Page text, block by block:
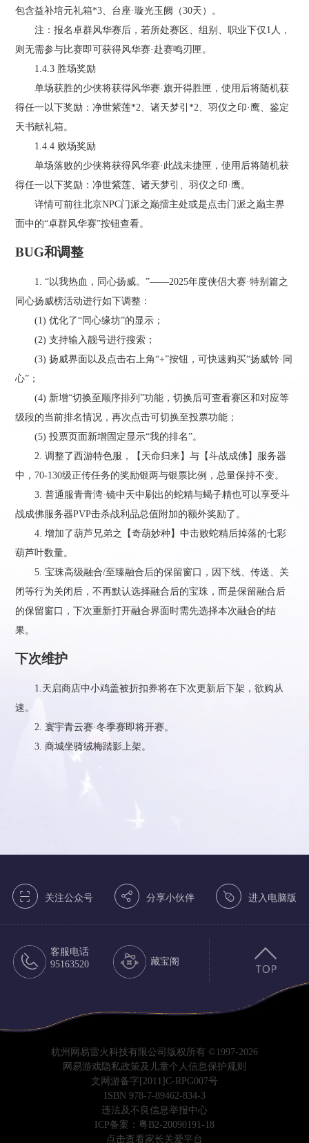
包含益补培元礼箱*3、台座·璇光玉阙（30天）。
注：报名卓群风华赛后，若所处赛区、组别、职业下仅1人，
则无需参与比赛即可获得风华赛·赴赛鸣刃匣。
1.4.3 胜场奖励
单场获胜的少侠将获得风华赛·旗开得胜匣，使用后将随机获
得任一以下奖励：净世紫莲*2、诸天梦引*2、羽仪之印·鹰、鉴定
天书献礼箱。
1.4.4 败场奖励
单场落败的少侠将获得风华赛·此战未捷匣，使用后将随机获
得任一以下奖励：净世紫莲、诸天梦引、羽仪之印·鹰。
详情可前往北京NPC门派之巅擂主处或是点击门派之巅主界
面中的“卓群风华赛”按钮查看。
BUG和调整
1. “以我热血，同心扬威。”——2025年度侠侣大赛·特别篇之
同心扬威榜活动进行如下调整：
(1) 优化了“同心缘坊”的显示；
(2) 支持输入靓号进行搜索；
(3) 扬威界面以及点击右上角“+”按钮，可快速购买“扬威铃·同
心”；
(4) 新增“切换至顺序排列”功能，切换后可查看赛区和对应等
级段的当前排名情况，再次点击可切换至投票功能；
(5) 投票页面新增固定显示“我的排名”。
2. 调整了西游特色服，【天命归来】与【斗战成佛】服务器
中，70-130级正传任务的奖励银两与银票比例，总量保持不变。
3. 普通服青青湾·镜中天中刷出的蛇精与蝎子精也可以享受斗
战成佛服务器PVP击杀战利品总值附加的额外奖励了。
4. 增加了葫芦兄弟之【奇葫妙种】中击败蛇精后掉落的七彩
葫芦叶数量。
5. 宝珠高级融合/至臻融合后的保留窗口，因下线、传送、关
闭等行为关闭后，不再默认选择融合后的宝珠，而是保留融合后
的保留窗口，下次重新打开融合界面时需先选择本次融合的结
果。
下次维护
1.天启商店中小鸡盖被折扣券将在下次更新后下架，欲购从
速。
2. 寰宇青云赛·冬季赛即将开赛。
3. 商城坐骑绒梅踏影上架。
򰀁 关注公众号 򰀂 分享小伙伴 򰀄 进入电脑版
客服电话
95163520
藏宝阁
杭州网易雷火科技有限公司版权所有 ©1997-2026
网易游戏隐私政策及儿童个人信息保护规则
文网游备字[2011]C-RPG007号
ISBN 978-7-89462-834-3
违法及不良信息举报中心
ICP备案：粤B2-20090191-18
点击查看家长关爱平台